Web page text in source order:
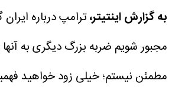
به گزارش اینتیتر،ترامپ درباره
مجبور شویم ضربه بزرگ دیگری به آنها
مطمئن نیستم؛ خیلی زود خواهید